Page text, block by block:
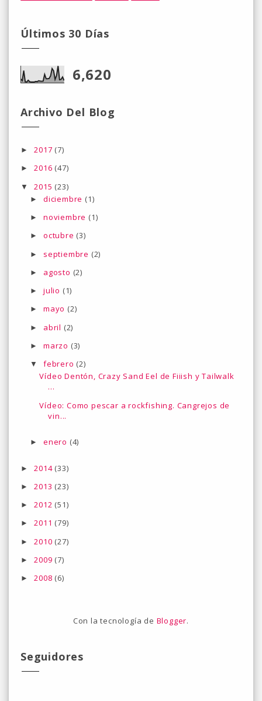
Últimos 30 Días
6,620
Archivo Del Blog
►2017 (7)
►2016 (47)
▼2015 (23)
► diciembre (1)
► noviembre (1)
► octubre (3)
► septiembre (2)
► agosto (2)
► julio (1)
► mayo (2)
► abril (2)
► marzo (3)
▼ febrero (2)
Vídeo Dentón, Crazy Sand Eel de Fiiish y Tailwalk
...
Vídeo: Como pescar a rockfishing. Cangrejos de
vin...
► enero (4)
►2014 (33)
►2013 (23)
►2012 (51)
►2011 (79)
►2010 (27)
►2009 (7)
►2008 (6)
Con la tecnología de Blogger.
Seguidores